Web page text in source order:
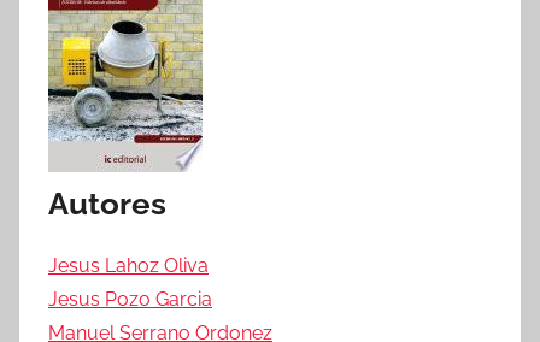
Autores
Jesus Lahoz Oliva
Jesus Pozo Garcia
Manuel Serrano Ordonez